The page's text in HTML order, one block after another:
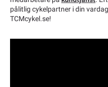
pålitlig cykelpartner i din
TCMcykel.se!